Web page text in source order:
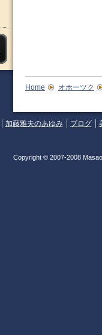
Home オホーツク
加藤雅夫のあゆみ ブログ
Copyright © 2007-2008